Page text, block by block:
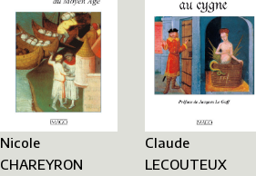
Nicole
CHAREYRON
Claude
LECOUTEUX